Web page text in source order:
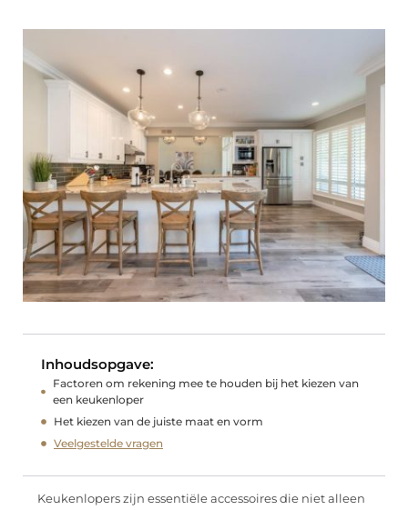
Inhoudsopgave:
Factoren om rekening mee te houden bij het kiezen van
een keukenloper
Het kiezen van de juiste maat en vorm
Veelgestelde vragen
Keukenlopers zijn essentiële accessoires die niet alleen